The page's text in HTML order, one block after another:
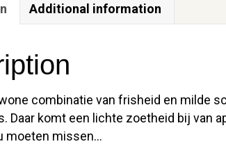
Additional information
combinatie van frisheid en milde
Daar komt een lichte zoetheid bij
moeten missen…